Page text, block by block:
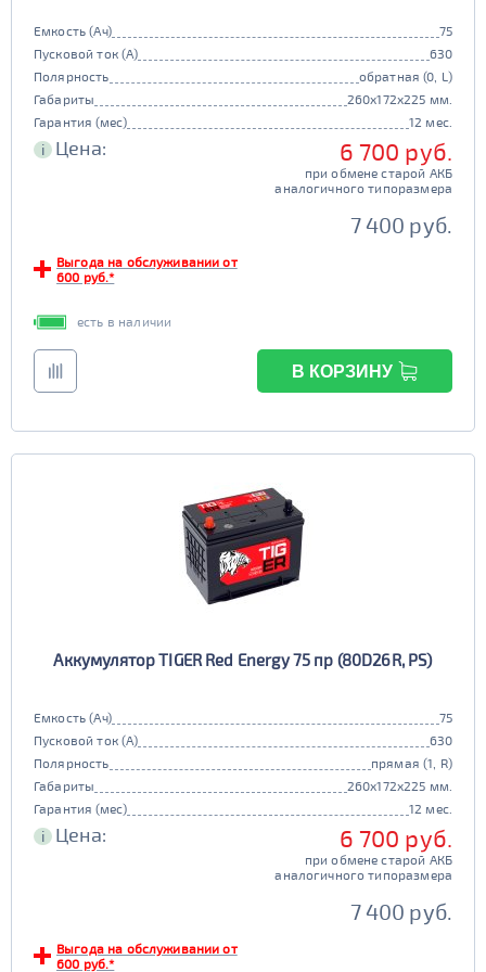
Емкость (Ач)
75
Пусковой ток (А)
630
Полярность
обратная (0, L)
Габариты
260x172x225 мм.
Гарантия (мес)
12 мес.
i Цена: 6 700 руб.
при обмене старой АКБ
аналогичного типоразмера
7 400 руб.
Выгода на обслуживании от
600 руб.*
есть в наличии
В КОРЗИНУ
Аккумулятор TIGER Red Energy 75 пр (80D26R, PS)
Емкость (Ач)
75
Пусковой ток (А)
630
Полярность
прямая (1, R)
Габариты
260x172x225 мм.
Гарантия (мес)
12 мес.
i Цена: 6 700 руб.
при обмене старой АКБ
аналогичного типоразмера
7 400 руб.
Выгода на обслуживании от
600 руб.*